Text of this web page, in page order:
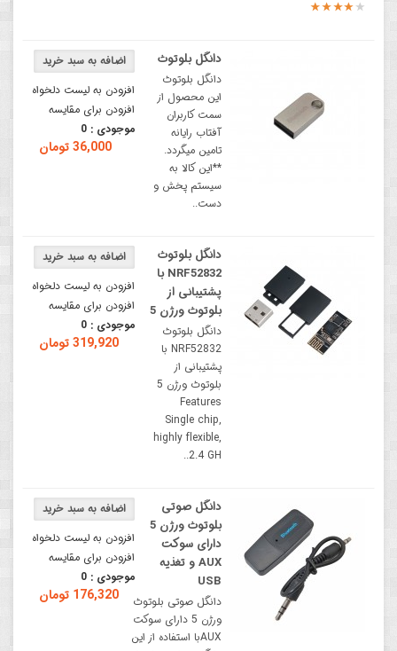
افزودن به لیست دلخواه
افزودن برای مقایسه
موجودی : 0
36,000 تومان
دانگل بلوتوث
دانگل بلوتوث
این محصول از
سمت کاربران
آفتاب رایانه
تامین میگردد.
**این کالا به
سیستم پخش و
دست..
افزودن به لیست دلخواه
افزودن برای مقایسه
موجودی : 0
319,920 تومان
دانگل بلوتوث
NRF52832 با
پشتیبانی از
بلوتوث ورژن 5
دانگل بلوتوث
NRF52832 با
پشتیبانی از
بلوتوث ورژن 5
Features
Single chip,
highly flexible,
2.4 GH..
افزودن به لیست دلخواه
افزودن برای مقایسه
موجودی : 0
176,320 تومان
دانگل صوتی
بلوتوث ورژن 5
دارای سوکت
AUX و تغذیه
USB
دانگل صوتی بلوتوث
ورژن 5 دارای سوکت
AUXبا استفاده از این